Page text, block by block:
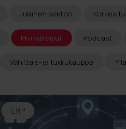
Julkinen sektori Korkea
Pilviratkaisut Podcast
Vähittäis- ja tukkukauppa
ERP